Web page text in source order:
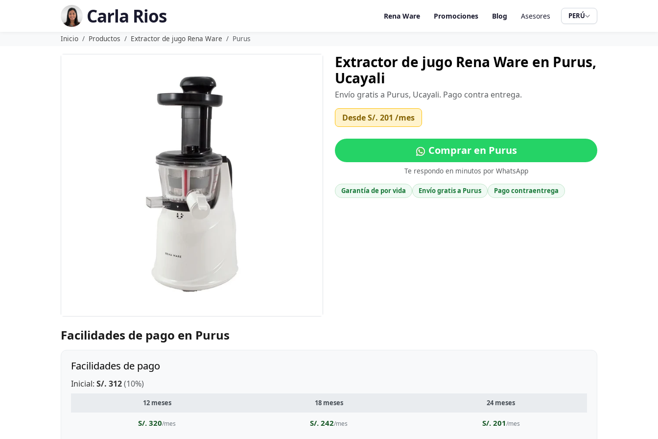
Carla Rios Rena Ware Promociones Blog Asesores PERÚ
Inicio Productos Extractor de jugo Rena Ware Purus
Extractor de jugo Rena Ware en Purus,
Ucayali
Envío gratis a Purus, Ucayali. Pago contra entrega.
DesdeS/. 201 /mes
Comprar en Purus
Te respondo en minutos por WhatsApp
Garantía de por vida Envío gratis a Purus Pago contraentrega
Facilidades de pago en Purus
Facilidades de pago
Inicial: S/. 312(10%)
12 meses 18 meses 24 meses
S/. 320/mes S/. 242/mes S/. 201/mes